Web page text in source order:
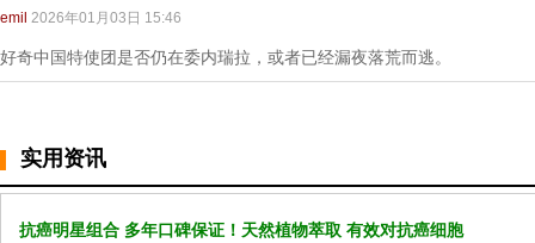
emil 2026年01月03日 15:46
好奇中国特使团是否仍在委内瑞拉，或者已经漏夜落荒而逃。
实用资讯
抗癌明星组合 多年口碑保证！天然植物萃取 有效对抗癌细胞